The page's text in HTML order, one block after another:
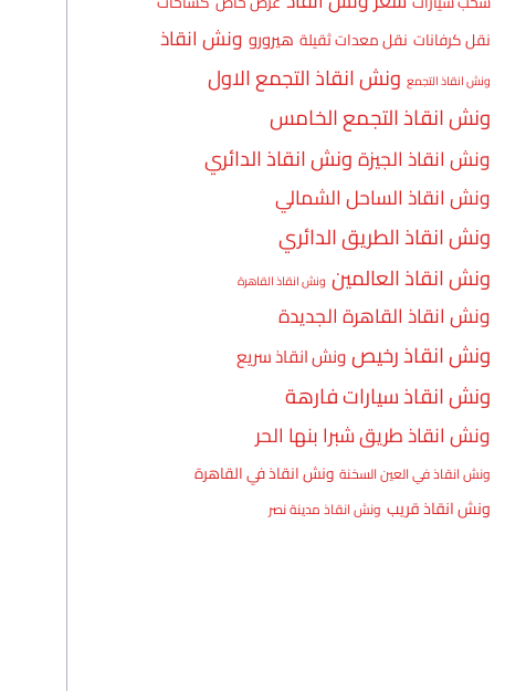
نقل كرفانات نقل معدات ثقيلة هيرورو ونش انقاذ
ونش انقاذ التجمع ونش انقاذ التجمع الاول
ونش انقاذ التجمع الخامس
ونش انقاذ الجيزةونش انقاذ الدائري
ونش انقاذ الساحل الشمالي
ونش انقاذ الطريق الدائري
ونش انقاذ العالمين ونش انقاذ القاهرة
ونش انقاذ القاهرة الجديدة
ونش انقاذ رخيصونش انقاذ سريع
ونش انقاذ سيارات فارهة
ونش انقاذ طريق شبرا بنها الحر
ونش انقاذ في العين السخنة ونش انقاذ في القاهرة
ونش انقاذ قريب ونش انقاذ مدينة نصر